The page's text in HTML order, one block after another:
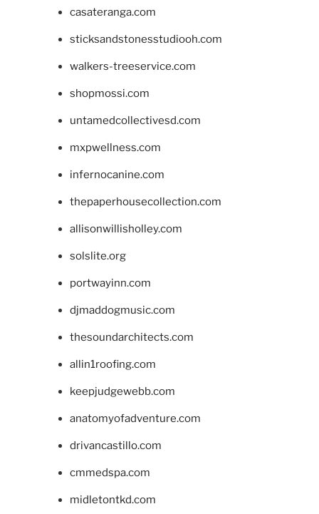
casateranga.com
sticksandstonesstudiooh.com
walkers-treeservice.com
shopmossi.com
untamedcollectivesd.com
mxpwellness.com
infernocanine.com
thepaperhousecollection.com
allisonwillisholley.com
solslite.org
portwayinn.com
djmaddogmusic.com
thesoundarchitects.com
allin1roofing.com
keepjudgewebb.com
anatomyofadventure.com
drivancastillo.com
cmmedspa.com
midletontkd.com